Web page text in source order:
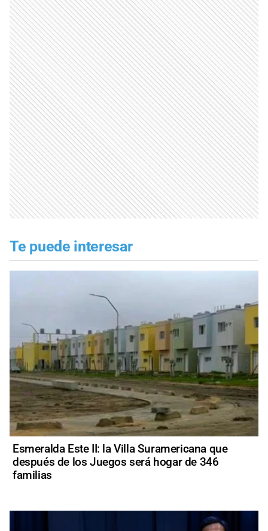
Te puede interesar
Esmeralda Este II: la Villa Suramericana que
después de los Juegos será hogar de 346
familias